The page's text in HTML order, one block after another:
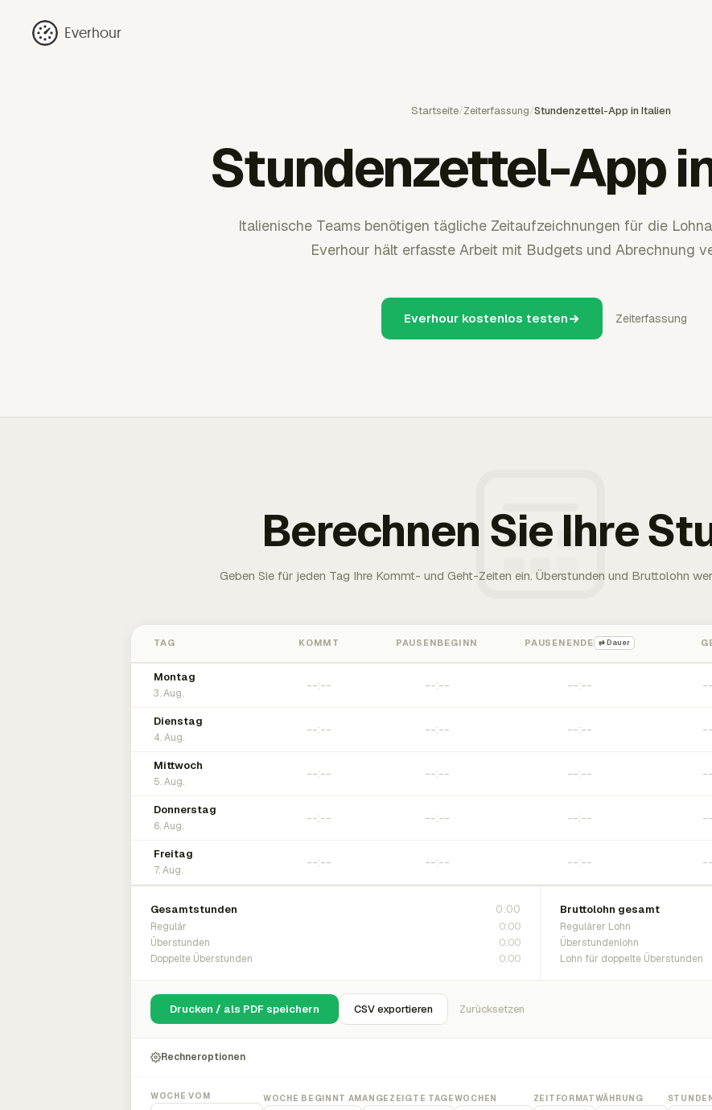
Everhour
Startseite/Zeiterfassung/Stundenzettel-App in Italien
Stundenzettel-App
Italienische Teams benötigen tägliche Zeitaufzeichnungen für die
Everhour hält erfasste Arbeit mit Budgets und Abrechnung
Everhour kostenlos testen Zeiterfassung
Berechnen Sie Ihre
Geben Sie für jeden Tag Ihre Kommt- und Geht-Zeiten ein. Überstunden und Bruttolohn
TAG KOMMT PAUSENBEGINN PAUSENENDE ⇄ Dauer
Montag
3. Aug.
Dienstag
4. Aug.
Mittwoch
5. Aug.
Donnerstag
6. Aug.
Freitag
7. Aug.
Gesamtstunden 0:00
Regulär 0:00
Überstunden 0:00
Doppelte Überstunden 0:00
Bruttolohn gesamt
Regulärer Lohn
Überstundenlohn
Lohn für doppelte Überstunden
Drucken / als PDF speichern CSV exportieren Zurücksetzen
Rechneroptionen
WOCHE VOM WOCHE BEGINNT AMANGEZEIGTE TAGEWOCHEN ZEITFORMATWÄHRUNG